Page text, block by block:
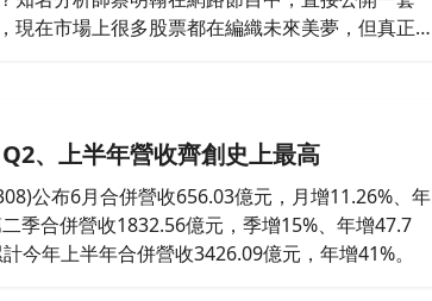
現在市場上很多股票都在編織未來美夢，但真正的
不能盲目進
、上半年營收齊創史上最高
公布6月合併營收656.03億元，月增11.26%、年
季合併營收1832.56億元，季增15%、年增47.7
今年上半年合併營收3426.09億元，年增41%。